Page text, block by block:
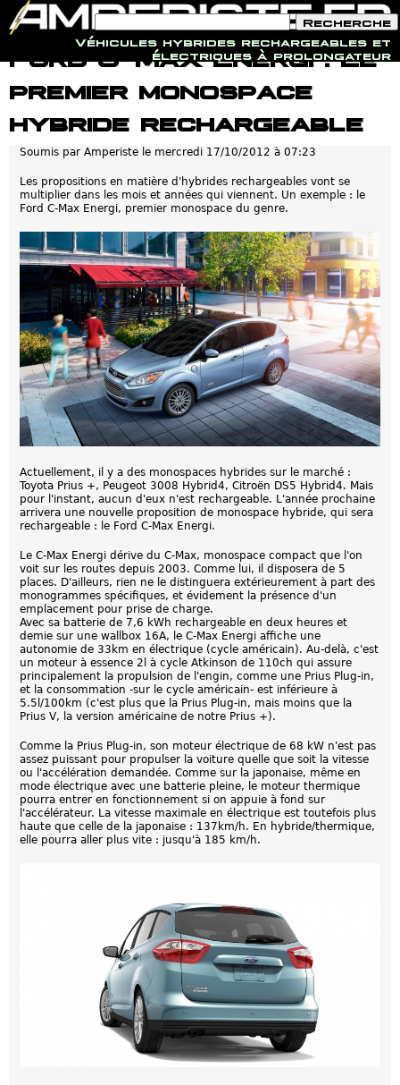
Jump to navigation
Véhicules hybrides rechargeables et
électriques à prolongateur
o
r
m
l
a
r
d
r
e
c
e
r
c
h
e
e
c
h
r
c
e
Ford C-Max Energi : Le
premier monospace
hybride rechargeable
Soumis par Amperiste le mercredi 17/10/2012 à 07:23
Les propositions en matière d'hybrides rechargeables vont se
multiplier dans les mois et années qui viennent. Un exemple : le
Ford C-Max Energi, premier monospace du genre.
Actuellement, il y a des monospaces hybrides sur le marché :
Toyota Prius +, Peugeot 3008 Hybrid4, Citroën DS5 Hybrid4. Mais
pour l'instant, aucun d'eux n'est rechargeable. L'année prochaine
arrivera une nouvelle proposition de monospace hybride, qui sera
rechargeable : le Ford C-Max Energi.
Le C-Max Energi dérive du C-Max, monospace compact que l'on
voit sur les routes depuis 2003. Comme lui, il disposera de 5
places. D'ailleurs, rien ne le distinguera extérieurement à part des
monogrammes spécifiques, et évidement la présence d'un
emplacement pour prise de charge.
Avec sa batterie de 7,6 kWh rechargeable en deux heures et
demie sur une wallbox 16A, le C-Max Energi affiche une
autonomie de 33km en électrique (cycle américain). Au-delà, c'est
un moteur à essence 2l à cycle Atkinson de 110ch qui assure
principalement la propulsion de l'engin, comme une Prius Plug-in,
et la consommation -sur le cycle américain- est inférieure à
5.5l/100km (c'est plus que la Prius Plug-in, mais moins que la
Prius V, la version américaine de notre Prius +).
Comme la Prius Plug-in, son moteur électrique de 68 kW n'est pas
assez puissant pour propulser la voiture quelle que soit la vitesse
ou l'accélération demandée. Comme sur la japonaise, même en
mode électrique avec une batterie pleine, le moteur thermique
pourra entrer en fonctionnement si on appuie à fond sur
l'accélérateur. La vitesse maximale en électrique est toutefois plus
haute que celle de la japonaise : 137km/h. En hybride/thermique,
elle pourra aller plus vite : jusqu'à 185 km/h.